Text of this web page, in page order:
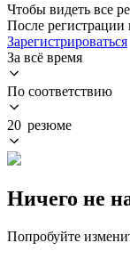
Чтобы видеть все
После
Зарегистрироваться
За всё время
По соответствию
20 резюме
Ничего не
Попробуйте